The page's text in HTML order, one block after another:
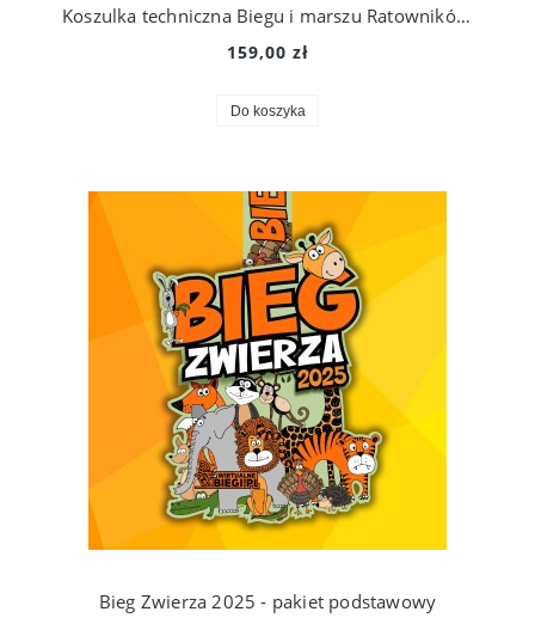
Koszulka techniczna Biegu i marszu Ratowników 2025
159,00 zł
Do koszyka
Bieg Zwierza 2025 - pakiet podstawowy